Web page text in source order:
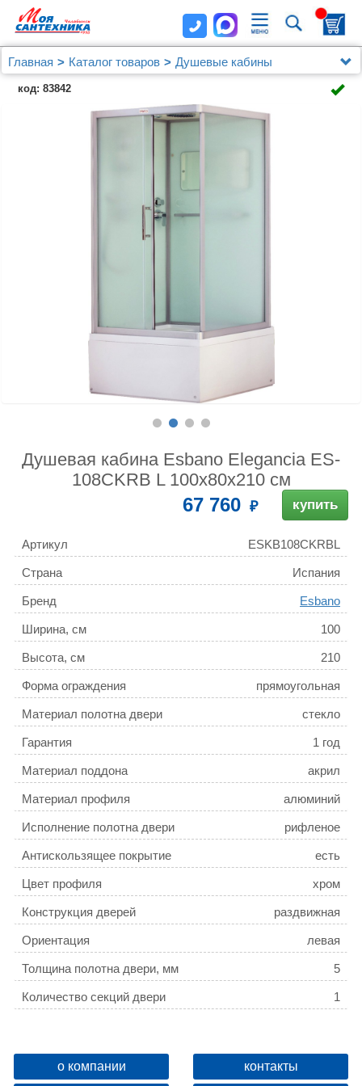
Главная Каталог товаров
Душевые кабины
Душевые кабины Esbano
Душевая кабина Esbano Elegancia ES-108CKRB L
100х80х210 см
код: 83842
Душевая кабина Esbano Elegancia ES-
108CKRB L 100х80х210 см
67 760 купить
Артикул ESKB108CKRBL
Страна Испания
Бренд Esbano
Ширина, см 100
Высота, см 210
Форма ограждения прямоугольная
Материал полотна двери стекло
Гарантия 1 год
Материал поддона акрил
Материал профиля алюминий
Исполнение полотна двери рифленое
Антискользящее покрытие есть
Цвет профиля хром
Конструкция дверей раздвижная
Ориентация левая
Толщина полотна двери, мм 5
Количество секций двери 1
о компании контакты